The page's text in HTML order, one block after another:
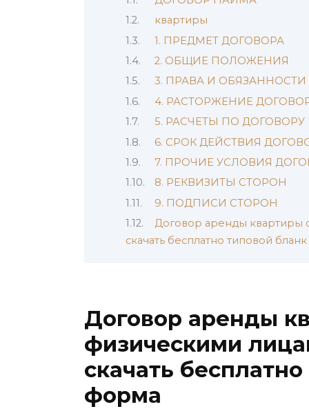
квартиры
1. ПРЕДМЕТ ДОГОВОРА
2. ОБЩИЕ ПОЛОЖЕНИЯ
3. ПРАВА И
4. РАСТОРЖЕНИЕ
5. РАСЧЕТЫ ПО ДОГОВОРУ
6. СРОК ДЕЙСТВИЯ
7. ПРОЧИЕ УСЛОВИЯ
8. РЕКВИЗИТЫ СТОРОН
9. ПОДПИСИ СТОРОН
Договор аренды квартиры
скачать бесплатно типовой
Договор аренды
физическими
скачать
форма